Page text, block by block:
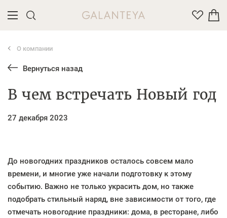
Введите название или артикул товара
О компании
Вернуться назад
В чем встречать Новый год
27 декабря 2023
До новогодних праздников осталось совсем мало
времени, и многие уже начали подготовку к этому
событию. Важно не только украсить дом, но также
подобрать стильный наряд, вне зависимости от того, где
отмечать новогодние праздники: дома, в ресторане, либо